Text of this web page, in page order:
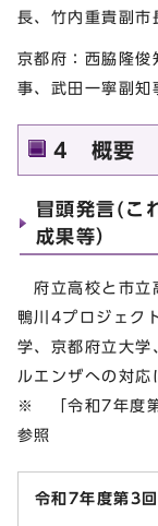
長、竹内重貴副市
京都府：西脇隆俊
事、武田一寧副知
4 概要
冒頭発言(こ
成果等）
府立高校と市立
鴨川4プロジェク
学、京都府立大学
ルエンザへの対応
※ 「令和7年度第
参照
令和7年度第3